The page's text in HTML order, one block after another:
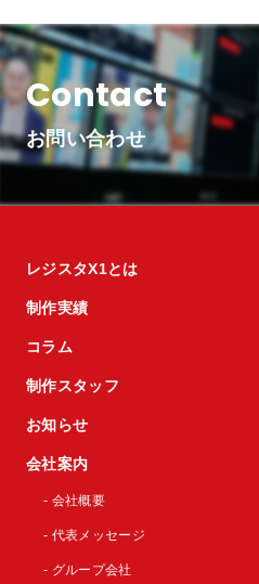
Contact
お問い合わせ
レジスタX1とは
制作実績
コラム
制作スタッフ
お知らせ
会社案内
- 会社概要
- 代表メッセージ
- グループ会社